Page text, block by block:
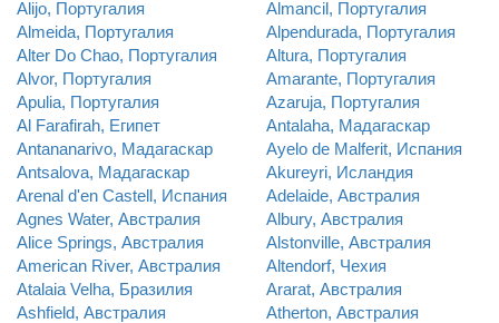
Alijo, Португалия
Almancil, Португалия
Almeida, Португалия
Alpendurada, Португалия
Alter Do Chao, Португалия
Altura, Португалия
Alvor, Португалия
Amarante, Португалия
Apulia, Португалия
Azaruja, Португалия
Al Farafirah, Египет
Antalaha, Мадагаскар
Antananarivo, Мадагаскар
Ayelo de Malferit, Испания
Antsalova, Мадагаскар
Akureyri, Исландия
Arenal d'en Castell, Испания
Adelaide, Австралия
Agnes Water, Австралия
Albury, Австралия
Alice Springs, Австралия
Alstonville, Австралия
American River, Австралия
Altendorf, Чехия
Atalaia Velha, Бразилия
Ararat, Австралия
Ashfield, Австралия
Atherton, Австралия